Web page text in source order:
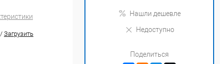
/ Загрузить
Нашли дешевле
Недоступно
Поделиться